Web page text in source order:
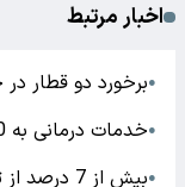
اخبار مرتبط
●برخورد دو قطار
●خدمات درمانی به 7800 زائر ارائه شد
●بیش از 7 درصد از تلفات مربوط به غرق شدگی است